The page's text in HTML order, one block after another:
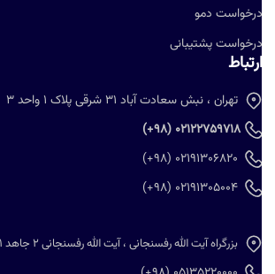
درخواست دمو
درخواست پشتیبانی
ارتباط
تهران ، نبش سعادت آباد 31 شرقی پلاک 1 واحد 3
02122759718 (98+)
02191306820 (98+)
02191305004 (98+)
بزرگراه آیت الله رفسنجانی ، آیت الله رفسنجانی 2 جاهد 1 پلاک 47 طبقه همکف